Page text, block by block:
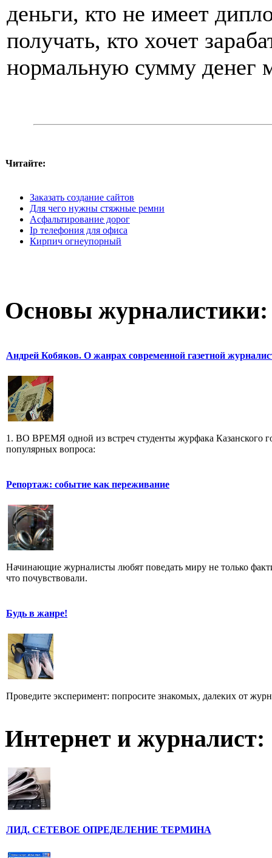
деньги, кто не имеет
получать, кто хочет
нормальную сумму денег
Читайте:
Заказать создание сайтов
Для чего нужны стяжные ремни
Асфальтирование дорог
Ip телефония для офиса
Кирпич огнеупорный
Основы журналистики:
Андрей Кобяков. О жанрах современной газетной
1. ВО ВРЕМЯ одной из встреч студенты журфака Казанского
популярных вопроса:
Репортаж: событие как переживание
Начинающие журналисты любят поведать миру не только
что почувствовали.
Будь в жанре!
Проведите эксперимент: попросите знакомых, далеких от
Интернет и журналист:
ЛИД. СЕТЕВОЕ ОПРЕДЕЛЕНИЕ ТЕРМИНА